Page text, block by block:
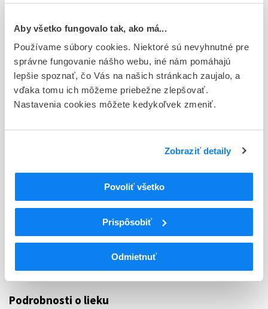
Aby všetko fungovalo tak, ako má...
Používame súbory cookies. Niektoré sú nevyhnutné pre
správne fungovanie nášho webu, iné nám pomáhajú
lepšie spoznať, čo Vás na našich stránkach zaujalo, a
vďaka tomu ich môžeme priebežne zlepšovať.
Nastavenia cookies môžete kedykoľvek zmeniť.
Zobraziť detaily
Povoliť všetko
Prispôsobiť
Odmietnuť
D - Registrácia bez obmedzenia platnosti
Typ registračnej procedúry
Národná
Držiteľ, krajina
Zentiva, k.s., Česká republika
Indikačná skupina
ATC
KARDIOVASKULÁRNY SYSTÉM
C08
BLOKÁTORY KALCIOVÉHO KANÁLA
SELEKTÍVNE BLOKÁTORY KALCIOVÉHO
KANÁLA S PREVAŽNE VASKULÁRNYM
ÚČINKOM
Dihydropyridínové deriváty
Podrobnosti o lieku